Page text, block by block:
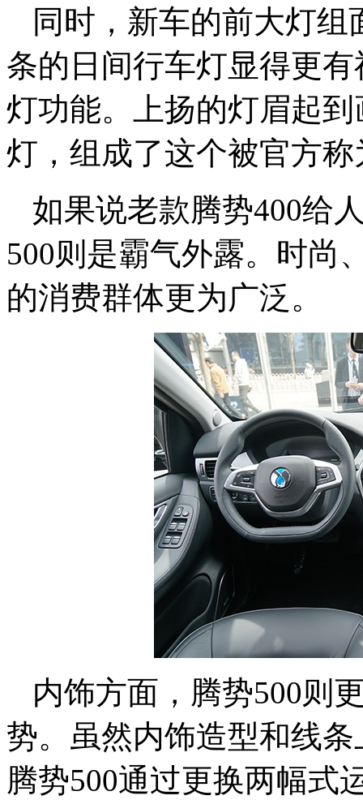
同时，新车的前大灯
条的日间行车灯显得更
灯功能。上扬的灯眉起
灯，组成了这个被官方
如果说老款腾势400给
500则是霸气外露。时尚
的消费群体更为广泛。
内饰方面，腾势500则
势。虽然内饰造型和线
腾势500通过更换两幅式